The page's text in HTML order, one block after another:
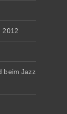
2012
beim Jazz